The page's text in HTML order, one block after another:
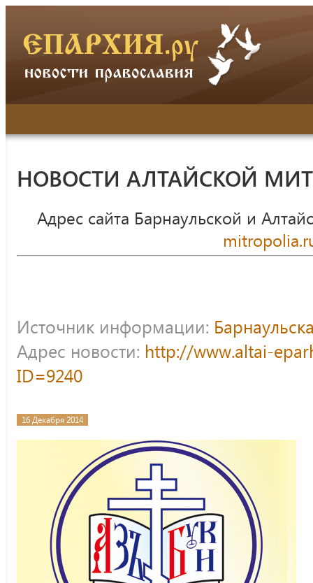
НОВОСТИ АЛТАЙСКОЙ
Адрес сайта Барнаульской и
Источник информации:
Адрес новости: http://www.altai-
ID=9240
16 Декабря 2014